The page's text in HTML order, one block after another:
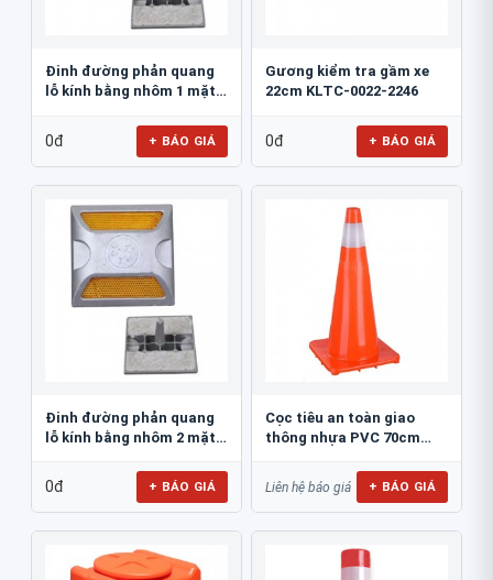
Đinh đường phản quang
lỗ kính bằng nhôm 1 mặt
0đ + BÁO GIÁ
Gương kiểm tra gầm xe
22cm KLTC-0022-2246
0đ + BÁO GIÁ
Đinh đường phản quang
lỗ kính bằng nhôm 2 mặt
0đ + BÁO GIÁ
Cọc tiêu an toàn giao
thông nhựa PVC 70cm
Liên hệ báo giá + BÁO GIÁ